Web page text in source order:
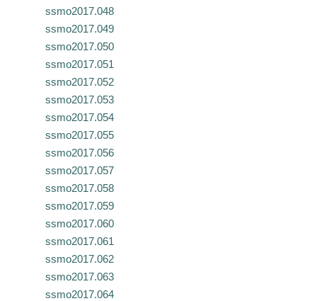
ssmo2017.048
ssmo2017.049
ssmo2017.050
ssmo2017.051
ssmo2017.052
ssmo2017.053
ssmo2017.054
ssmo2017.055
ssmo2017.056
ssmo2017.057
ssmo2017.058
ssmo2017.059
ssmo2017.060
ssmo2017.061
ssmo2017.062
ssmo2017.063
ssmo2017.064